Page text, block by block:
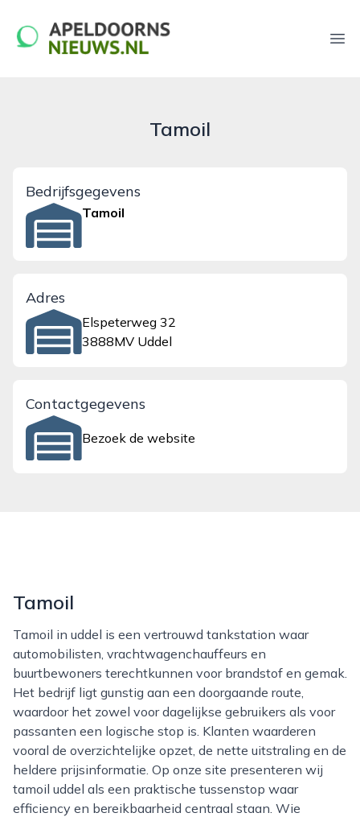
apeldoornsnieuws.nl
Tamoil
Bedrijfsgegevens
Tamoil
Adres
Elspeterweg 32
3888MV Uddel
Contactgegevens
Bezoek de website
Tamoil
Tamoil in uddel is een vertrouwd tankstation waar
automobilisten, vrachtwagenchauffeurs en
buurtbewoners terechtkunnen voor brandstof en gemak.
Het bedrijf ligt gunstig aan een doorgaande route,
waardoor het zowel voor dagelijkse gebruikers als voor
passanten een logische stop is. Klanten waarderen
vooral de overzichtelijke opzet, de nette uitstraling en de
heldere prijsinformatie. Op onze site presenteren wij
tamoil uddel als een praktische tussenstop waar
efficiency en bereikbaarheid centraal staan. Wie